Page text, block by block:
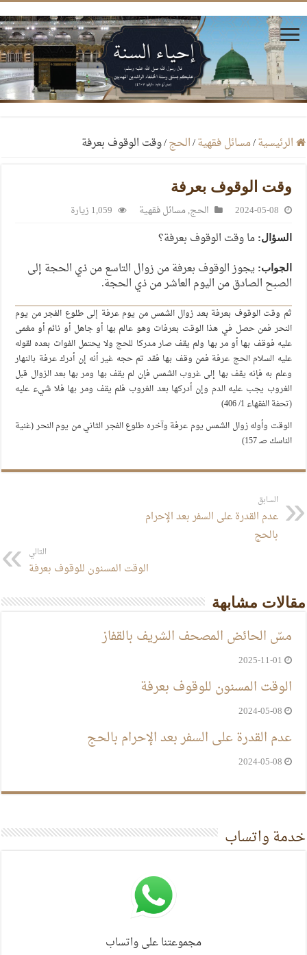
الرئيسية/مسائل فقهية/الحج/وقت الوقوف بعرفة
وقت الوقوف بعرفة
2024-05-08 الحج,مسائل فقهية 1,059 زيارة
السؤال: ما وقت الوقوف بعرفة؟
الجواب: يجوز الوقوف بعرفة من زوال التاسع من ذي الحجة إلى
الصبح الصادق من اليوم العاشر من ذي الحجة.
ثم وقت الوقوف بعرفة بعد زوال الشمس من يوم عرفة إلى طلوع الفجر من يوم
النحر فمن حصل في هذا الوقت بعرفات وهو عالم بها أو جاهل أو نائم أو مغمى
عليه فوقف بها أو مر بها ولم يقف صار مدركا للحج ولا يحتمل الفوات بعده لقوله
عليه السلام الحج عرفة فمن وقف بها فقد تم حجه غير أنه إن أدرك عرفة بالنهار
وعلم به فإنه يقف بها إلى غروب الشمس فإن لم يقف بها ومر بها بعد الزوال قبل
الغروب يجب عليه الدم وإن أدركها بعد الغروب فلم يقف ومر بها فلا شيء عليه
(تحفة الفقهاء 1/ 406)
الوقت وأوله زوال الشمس يوم عرفة وآخره طلوع الفجر الثاني من يوم النحر (غنية
الناسك صـ 157)
السابق
عدم القدرة على السفر بعد الإحرام
بالحج
التالي
الوقت المسنون للوقوف بعرفة
مقالات مشابهة
مسّ الحائض المصحف الشريف بالقفاز
2025-11-01
الوقت المسنون للوقوف بعرفة
2024-05-08
عدم القدرة على السفر بعد الإحرام بالحج
2024-05-08
خدمة واتساب
مجموعتنا على واتساب